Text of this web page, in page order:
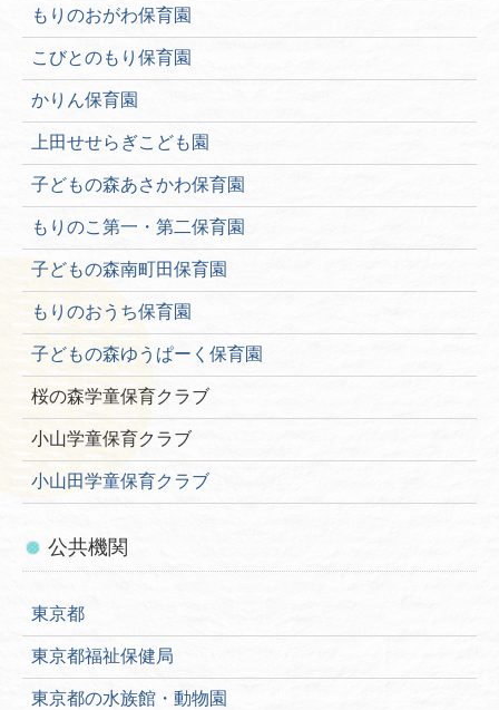
もりのおがわ保育園
こびとのもり保育園
かりん保育園
上田せせらぎこども園
子どもの森あさかわ保育園
もりのこ第一・第二保育園
子どもの森南町田保育園
もりのおうち保育園
子どもの森ゆうぱーく保育園
桜の森学童保育クラブ
小山学童保育クラブ
小山田学童保育クラブ
公共機関
東京都
東京都福祉保健局
東京都の水族館・動物園